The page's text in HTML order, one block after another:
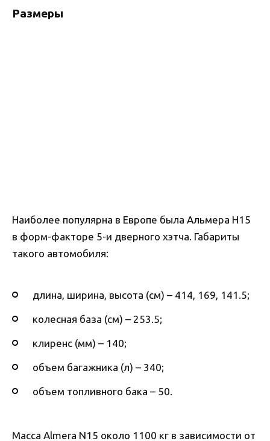
Размеры
Наиболее популярна в Европе была Альмера Н15
в форм-факторе 5-и дверного хэтча. Габариты
такого автомобиля:
длина, ширина, высота (см) – 414, 169, 141.5;
колесная база (см) – 253.5;
клиренс (мм) – 140;
объем багажника (л) – 340;
объем топливного бака – 50.
Масса Almera N15 около 1100 кг в зависимости от